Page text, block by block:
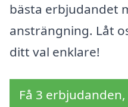
bästa erbjudandet
ansträngning. Låt
ditt val enklare!
Få 3